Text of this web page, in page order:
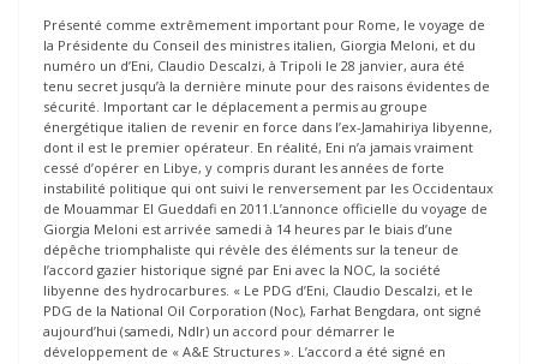
Présenté comme extrêmement important pour Rome, le voyage de
la Présidente du Conseil des ministres italien, Giorgia Meloni, et du
numéro un d’Eni, Claudio Descalzi, à Tripoli le 28 janvier, aura été
tenu secret jusqu’à la dernière minute pour des raisons évidentes de
sécurité. Important car le déplacement a permis au groupe
énergétique italien de revenir en force dans l’ex-Jamahiriya libyenne,
dont il est le premier opérateur. En réalité, Eni n’a jamais vraiment
cessé d’opérer en Libye, y compris durant les années de forte
instabilité politique qui ont suivi le renversement par les Occidentaux
de Mouammar El Gueddafi en 2011.L’annonce officielle du voyage de
Giorgia Meloni est arrivée samedi à 14 heures par le biais d’une
dépêche triomphaliste qui révèle des éléments sur la teneur de
l’accord gazier historique signé par Eni avec la NOC, la société
libyenne des hydrocarbures. « Le PDG d’Eni, Claudio Descalzi, et le
PDG de la National Oil Corporation (Noc), Farhat Bengdara, ont signé
aujourd’hui (samedi, Ndlr) un accord pour démarrer le
développement de « A&E Structures ». L’accord a été signé en